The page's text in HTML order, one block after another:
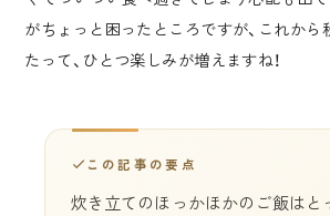
がちょっと困ったところですが、これから
たって、ひとつ楽しみが増えますね！
この記事の要点
炊き立てのほっかほかのご飯はと